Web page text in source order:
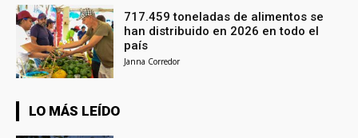
717.459 toneladas de alimentos se
han distribuido en 2026 en todo el
país
Janna Corredor
LO MÁS LEÍDO